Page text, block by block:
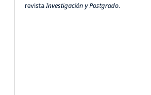
revistaInvestigación y Postgrado.